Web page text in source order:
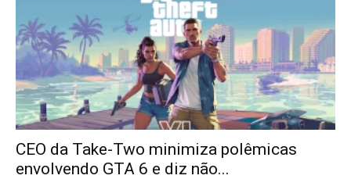
CEO da Take-Two minimiza polêmicas
envolvendo GTA 6 e diz não...